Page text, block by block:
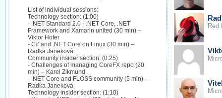
List of individual sessions:
Technology section: (1:00)
- .NET Standard 2.0 - .NET Core, .NET
Framework and Xamarin united (30 min) –
Viktor Hofer
- C# and .NET Core on Linux (30 min) –
Radka Janeková
Community insider section: (0:25)
- Challenges of managing CoreFX repo (20
min) – Karel Zikmund
- .NET Core and FLOSS community (5 min) –
Radka Janeková
Technology insider section: (1:10)
Red